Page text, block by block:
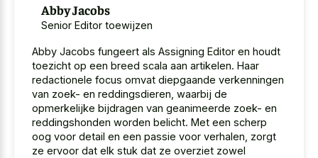
Abby Jacobs
Senior Editor toewijzen
Abby Jacobs fungeert als Assigning Editor en houdt
toezicht op een breed scala aan artikelen. Haar
redactionele focus omvat diepgaande verkenningen
van zoek- en reddingsdieren, waarbij de
opmerkelijke bijdragen van geanimeerde zoek- en
reddingshonden worden belicht. Met een scherp
oog voor detail en een passie voor verhalen, zorgt
ze ervoor dat elk stuk dat ze overziet zowel